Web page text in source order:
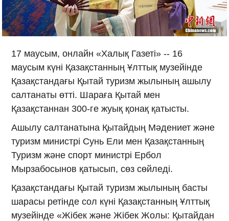
17 маусым, онлайн «Халық Газеті» -- 16
маусым күні Қазақстанның Ұлттық музейінде
Қазақстандағы Қытай туризм жылының ашылу
салтанаты өтті. Шараға Қытай мен
Қазақстаннан 300-ге жуық қонақ қатысты.
Ашылу салтанатына Қытайдың Мәдениет және
туризм министрі Сунь Ели мен Қазақстанның
Туризм және спорт министрі Ербол
Мырзабосынов қатысып, сөз сөйледі.
Қазақстандағы Қытай туризм жылының басты
шарасы ретінде сол күні Қазақстанның Ұлттық
музейінде «Жібек және Жібек Жолы: Қытайдан